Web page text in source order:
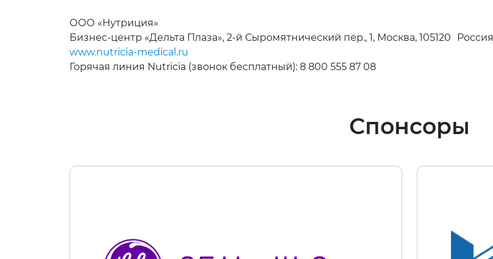
ООО «Нутриция»
Бизнес-центр «Дельта Плаза», 2-й Сыромятнический пер., 1, Москва, 105120 Россия
www.nutricia-medical.ru
Горячая линия Nutricia (звонок бесплатный): 8 800 555 87 08
Спонсоры